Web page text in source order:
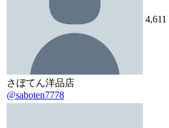
さぼてん洋品店
@saboten7778
4,611